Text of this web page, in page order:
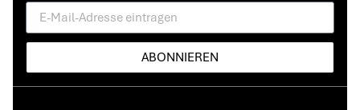
ABONNIEREN